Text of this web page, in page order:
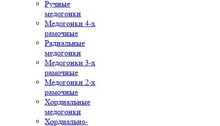
Ручные
медогонки
Медогонки 4-х
рамочные
Радиальные
медогонки
Медогонки 3-х
рамочные
Медогонки 2-х
рамочные
Хордиальные
медогонки
Хордиально-